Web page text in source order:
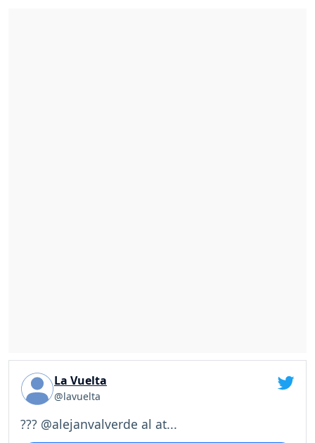
La Vuelta
@lavuelta
??? @alejanvalverde al at...